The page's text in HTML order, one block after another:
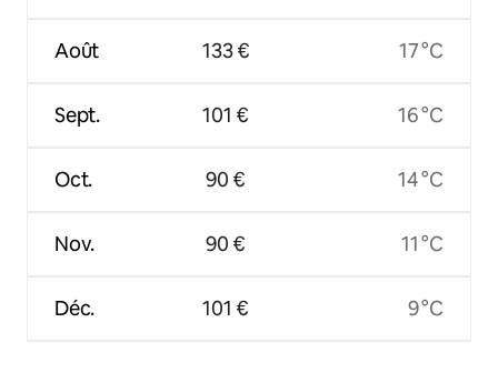
Août
Sept.
Oct.
Nov.
Déc.
133 €
101 €
90 €
90 €
101 €
17 °C
16 °C
14 °C
11 °C
9 °C